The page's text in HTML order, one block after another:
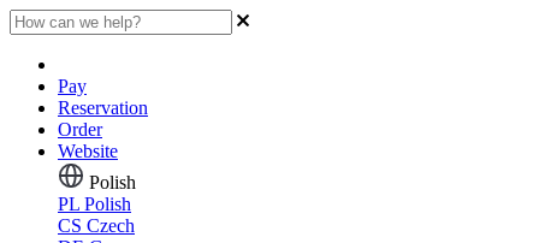
Pay
Reservation
Order
Website
Polish
PL Polish
CS Czech